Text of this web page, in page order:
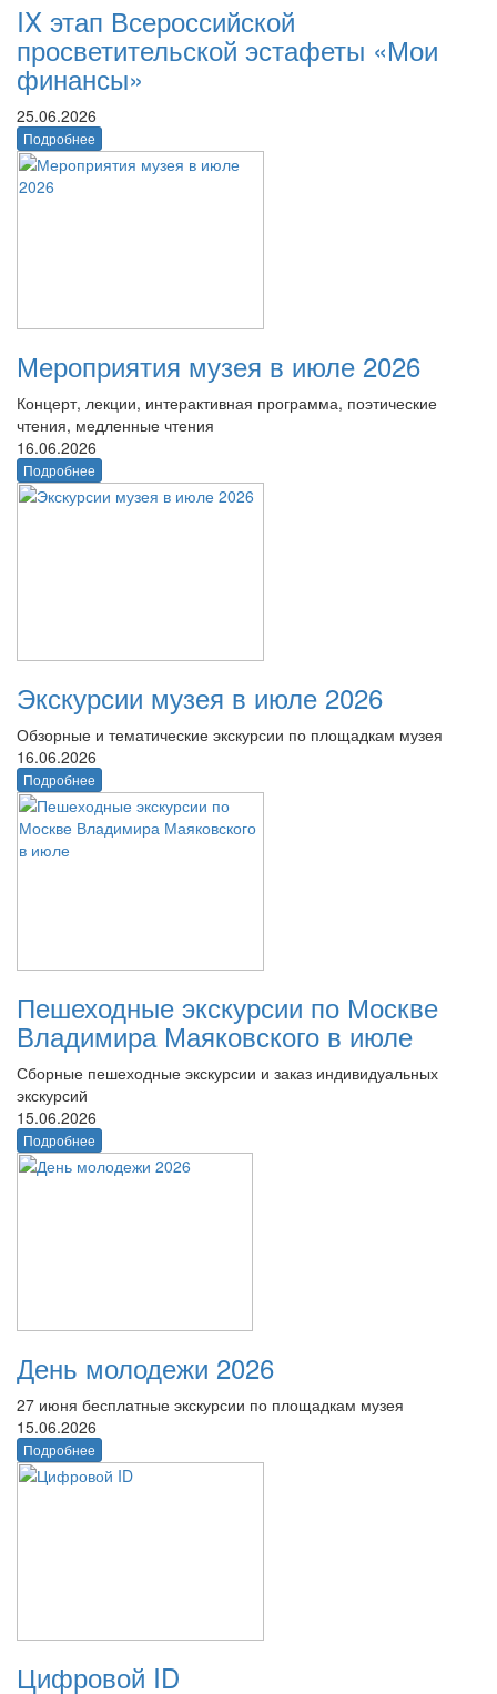
IX этап Всероссийской
просветительской эстафеты «Мои
финансы»
25.06.2026
Подробнее
Мероприятия музея в июле 2026
Концерт, лекции, интерактивная программа, поэтические
чтения, медленные чтения
16.06.2026
Подробнее
Экскурсии музея в июле 2026
Обзорные и тематические экскурсии по площадкам музея
16.06.2026
Подробнее
Пешеходные экскурсии по Москве
Владимира Маяковского в июле
Сборные пешеходные экскурсии и заказ индивидуальных
экскурсий
15.06.2026
Подробнее
День молодежи 2026
27 июня бесплатные экскурсии по площадкам музея
15.06.2026
Подробнее
Цифровой ID